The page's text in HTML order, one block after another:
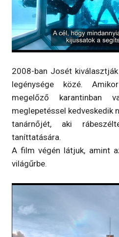
2008-ban Josét
legénysége közé.
megelőző karantinban
meglepetéssel kedveskedik
tanárnőjét, aki
taníttatására.
A film végén látjuk, amint
világűrbe.